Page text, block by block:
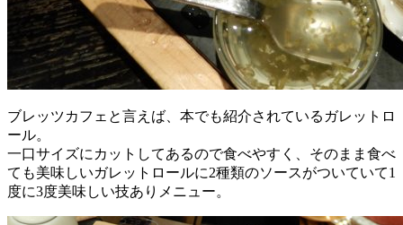
ブレッツカフェと言えば、本でも紹介されているガレットロ
ール。
一口サイズにカットしてあるので食べやすく、そのまま食べ
ても美味しいガレットロールに2種類のソースがついていて1
度に3度美味しい技ありメニュー。